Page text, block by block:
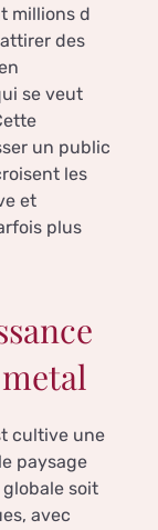
millions d
des
se veut
un public
les
et
plus
cultive une
paysage
soit
avec